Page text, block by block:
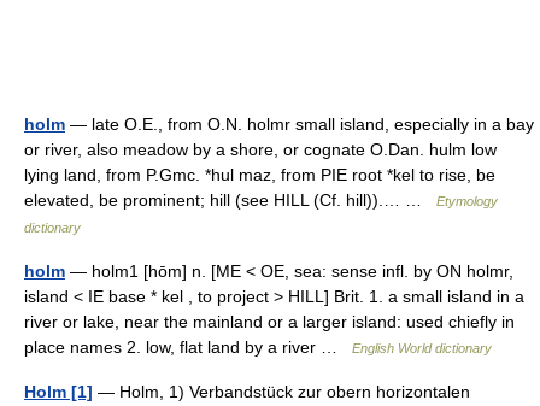
holm — late O.E., from O.N. holmr small island, especially in a bay
or river, also meadow by a shore, or cognate O.Dan. hulm low
lying land, from P.Gmc. *hul maz, from PIE root *kel to rise, be
elevated, be prominent; hill (see HILL (Cf. hill)).… …
Etymology
dictionary
holm — holm1 [hōm] n. [ME < OE, sea: sense infl. by ON holmr,
island < IE base * kel , to project > HILL] Brit. 1. a small island in a
river or lake, near the mainland or a larger island: used chiefly in
place names 2. low, flat land by a river …
English World dictionary
Holm [1] — Holm, 1) Verbandstück zur obern horizontalen